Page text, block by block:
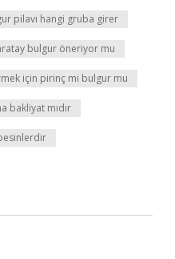
pilavı hangi gruba girer
bulgur öneriyor mu
için pirinç mi bulgur mu
bakliyat mıdır